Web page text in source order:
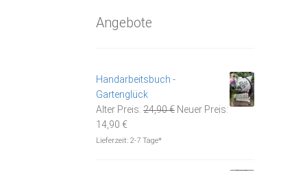
Angebote
Handarbeitsbuch -
Gartenglück
Alter Preis: 24,90€ Ursprünglicher
Neuer Preis:
14,90 €Aktueller
Preis
Lieferzeit:2-7 Tage*